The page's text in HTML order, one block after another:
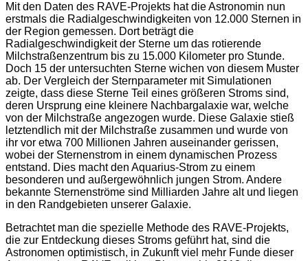
Mit den Daten des RAVE-Projekts hat die Astronomin nun
erstmals die Radialgeschwindigkeiten von 12.000 Sternen in
der Region gemessen. Dort beträgt die
Radialgeschwindigkeit der Sterne um das rotierende
Milchstraßenzentrum bis zu 15.000 Kilometer pro Stunde.
Doch 15 der untersuchten Sterne wichen von diesem Muster
ab. Der Vergleich der Sternparameter mit Simulationen
zeigte, dass diese Sterne Teil eines größeren Stroms sind,
deren Ursprung eine kleinere Nachbargalaxie war, welche
von der Milchstraße angezogen wurde. Diese Galaxie stieß
letztendlich mit der Milchstraße zusammen und wurde von
ihr vor etwa 700 Millionen Jahren auseinander gerissen,
wobei der Sternenstrom in einem dynamischen Prozess
entstand. Dies macht den Aquarius-Strom zu einem
besonderen und außergewöhnlich jungen Strom. Andere
bekannte Sternenströme sind Milliarden Jahre alt und liegen
in den Randgebieten unserer Galaxie.
Betrachtet man die spezielle Methode des RAVE-Projekts,
die zur Entdeckung dieses Stroms geführt hat, sind die
Astronomen optimistisch, in Zukunft viel mehr Funde dieser